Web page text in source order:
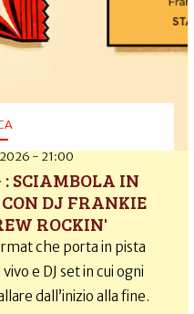
- 21:00
SCIAMBOLA IN
CON DJ FRANKIE
ROCKIN'
che porta in pista
e DJ set in cui ogni
dall’inizio alla fine.